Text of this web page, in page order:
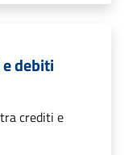
debiti
crediti e